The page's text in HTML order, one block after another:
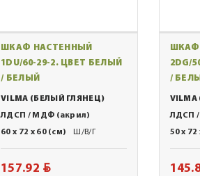
ШКАФ НАСТЕННЫЙ
1DU/60-29-2. ЦВЕТ БЕЛЫЙ
/ БЕЛЫЙ
VILMA (БЕЛЫЙ ГЛЯНЕЦ)
ЛДСП / МДФ (акрил)
60 x 72 x 60 (см)
Ш/В/Г
157.92 BYN
ШКАФ
2DG/
/
ЛДСП
50 x